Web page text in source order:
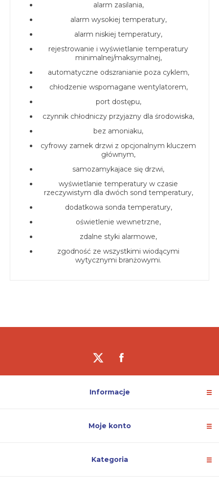
alarm zasilania,
alarm wysokiej temperatury,
alarm niskiej temperatury,
rejestrowanie i wyświetlanie temperatury
minimalnej/maksymalnej,
automatyczne odszranianie poza cyklem,
chłodzenie wspomagane wentylatorem,
port dostępu,
czynnik chłodniczy przyjazny dla środowiska,
bez amoniaku,
cyfrowy zamek drzwi z opcjonalnym kluczem
głównym,
samozamykajace się drzwi,
wyświetlanie temperatury w czasie
rzeczywistym dla dwóch sond temperatury,
dodatkowa sonda temperatury,
oświetlenie wewnetrzne,
zdalne styki alarmowe,
zgodność ze wszystkimi wiodącymi
wytycznymi branżowymi.
Informacje
Moje konto
Kategoria